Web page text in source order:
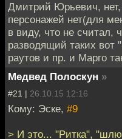
Дмитрий Юрьевич,
персонажей нет(для
в виду, что не считал,
разводящий таких вот
раутов и пр. и Марго
Медвед Полоскун »
#21 | 26.10.15 12:16
Кому: Эске, #9
> И это... "Ритка",